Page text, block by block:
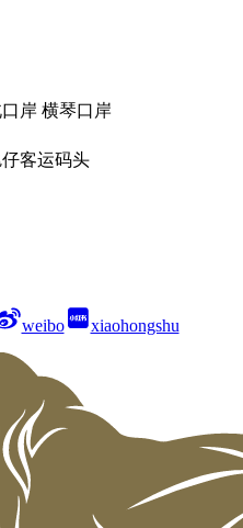
岸 横琴口岸
客运码头
weibo xiaohongshu